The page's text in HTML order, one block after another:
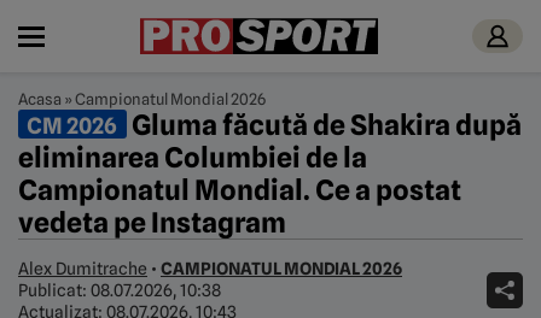
Acasa »Campionatul Mondial 2026
CM 2026
Gluma făcută de Shakira după
eliminarea Columbiei de la
Campionatul Mondial. Ce a postat
vedeta pe Instagram
Alex Dumitrache • CAMPIONATUL MONDIAL 2026
Publicat: 08.07.2026, 10:38
Actualizat: 08.07.2026, 10:43